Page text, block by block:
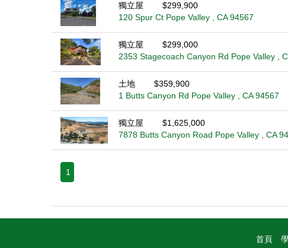
獨立屋
$299,900
120 Spur Ct Pope Valley , CA 94567
獨立屋
$299,000
2353 Stagecoach Canyon Rd Pope Valley ,
土地
$359,900
1 Butts Canyon Rd Pope Valley , CA 94567
獨立屋
$1,625,000
7878 Butts Canyon Road Pope Valley , CA
1
首頁